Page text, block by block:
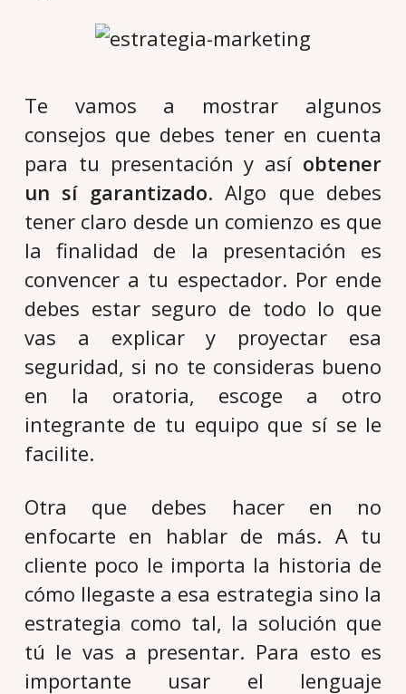
Te vamos a mostrar algunos
consejos que debes tener en cuenta
para tu presentación y así obtener
un sí garantizado. Algo que debes
tener claro desde un comienzo es que
la finalidad de la presentación es
convencer a tu espectador. Por ende
debes estar seguro de todo lo que
vas a explicar y proyectar esa
seguridad, si no te consideras bueno
en la oratoria, escoge a otro
integrante de tu equipo que sí se le
facilite.
Otra que debes hacer en no
enfocarte en hablar de más. A tu
cliente poco le importa la historia de
cómo llegaste a esa estrategia sino la
estrategia como tal, la solución que
tú le vas a presentar. Para esto es
importante usar el lenguaje